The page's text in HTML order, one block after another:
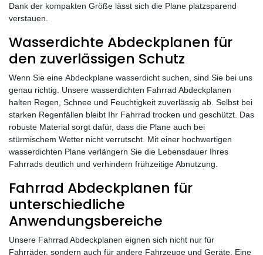
Dank der kompakten Größe lässt sich die Plane platzsparend
verstauen.
Wasserdichte Abdeckplanen für
den zuverlässigen Schutz
Wenn Sie eine Abdeckplane wasserdicht suchen, sind Sie bei uns
genau richtig. Unsere wasserdichten Fahrrad Abdeckplanen
halten Regen, Schnee und Feuchtigkeit zuverlässig ab. Selbst bei
starken Regenfällen bleibt Ihr Fahrrad trocken und geschützt. Das
robuste Material sorgt dafür, dass die Plane auch bei
stürmischem Wetter nicht verrutscht. Mit einer hochwertigen
wasserdichten Plane verlängern Sie die Lebensdauer Ihres
Fahrrads deutlich und verhindern frühzeitige Abnutzung.
Fahrrad Abdeckplanen für
unterschiedliche
Anwendungsbereiche
Unsere Fahrrad Abdeckplanen eignen sich nicht nur für
Fahrräder, sondern auch für andere Fahrzeuge und Geräte. Eine